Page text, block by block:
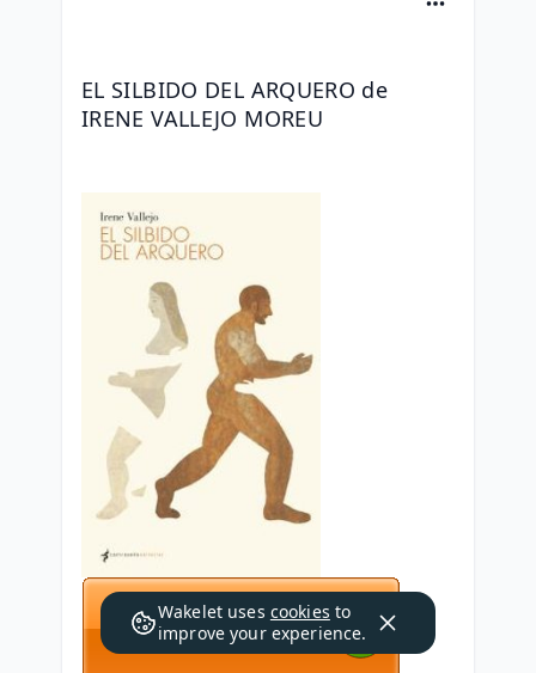
EL SILBIDO DEL ARQUERO de
IRENE VALLEJO MOREU
Wakelet uses cookies to
improve your experience.